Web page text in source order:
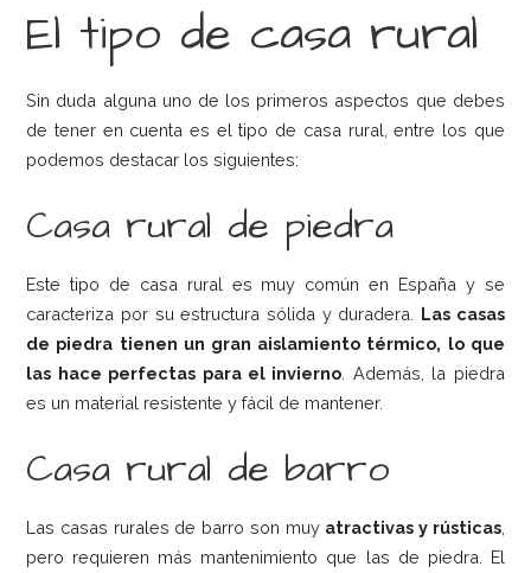
El tipo de casa rural
Sin duda alguna uno de los primeros aspectos que debes
de tener en cuenta es el tipo de casa rural, entre los que
podemos destacar los siguientes:
Casa rural de piedra
Este tipo de casa rural es muy común en España y se
caracteriza por su estructura sólida y duradera. Las casas
de piedra tienen un gran aislamiento térmico, lo que
las hace perfectas para el invierno . Además, la piedra
es un material resistente y fácil de mantener.
Casa rural de barro
Las casas rurales de barro son muy atractivas y rústicas,
pero requieren más mantenimiento que las de piedra. El